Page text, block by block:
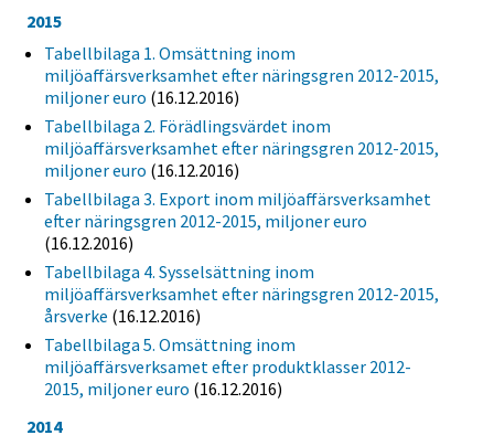
2015
Tabellbilaga 1. Omsättning inom
miljöaffärsverksamhet efter näringsgren 2012-2015,
miljoner euro (16.12.2016)
Tabellbilaga 2. Förädlingsvärdet inom
miljöaffärsverksamhet efter näringsgren 2012-2015,
miljoner euro (16.12.2016)
Tabellbilaga 3. Export inom miljöaffärsverksamhet
efter näringsgren 2012-2015, miljoner euro
(16.12.2016)
Tabellbilaga 4. Sysselsättning inom
miljöaffärsverksamhet efter näringsgren 2012-2015,
årsverke (16.12.2016)
Tabellbilaga 5. Omsättning inom
miljöaffärsverksamet efter produktklasser 2012-
2015, miljoner euro (16.12.2016)
2014